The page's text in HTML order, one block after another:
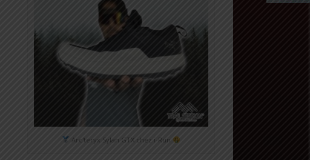
Arc'teryx Sylan GTX chez i-Run